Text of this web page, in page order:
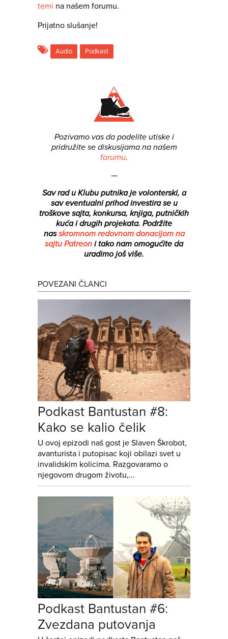
temi na našem forumu.
Prijatno slušanje!
Audio Podkast
Pozivamo vas da podelite utiske i
pridružite se diskusijama na našem
forumu.
—
Sav rad u Klubu putnika je volonterski, a
sav eventualni prihod investira se u
troškove sajta, konkursa, knjiga, putničkih
kuća i drugih projekata. Podržite
nasskromnom redovnom donacijom na
sajtu Patreon i tako nam omogućite da
uradimo još više.
POVEZANI ČLANCI
Podkast Bantustan #8:
Kako se kalio čelik
U ovoj epizodi naš gost je Slaven Škrobot,
avanturista i putopisac koji obilazi svet u
invalidskim kolicima. Razgovaramo o
njegovom drugom životu,...
Podkast Bantustan #6:
Zvezdana putovanja